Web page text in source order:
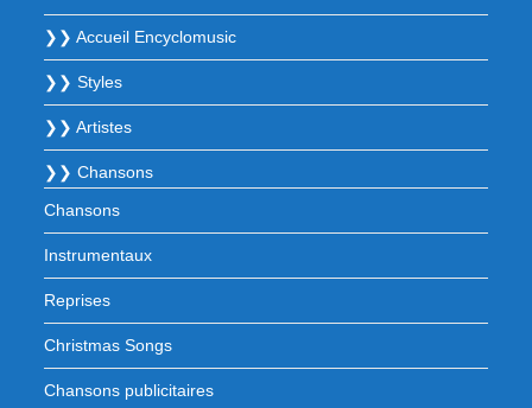
❯❯ Accueil Encyclomusic
❯❯ Styles
❯❯ Artistes
❯❯ Chansons
Chansons
Instrumentaux
Reprises
Christmas Songs
Chansons publicitaires